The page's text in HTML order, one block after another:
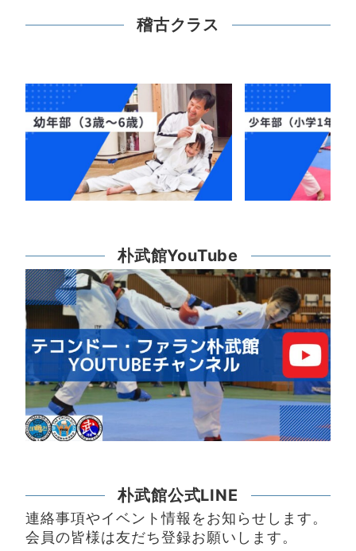
稽古クラス
朴武館YouTube
朴武館公式LINE
連絡事項やイベント情報をお知らせします。
会員の皆様は友だち登録お願いします。